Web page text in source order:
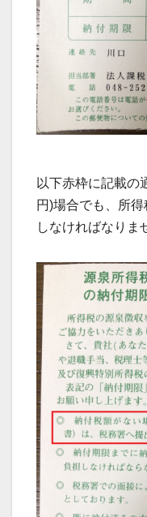
以下赤枠に記載の
円)場合でも、所
しなければなりま